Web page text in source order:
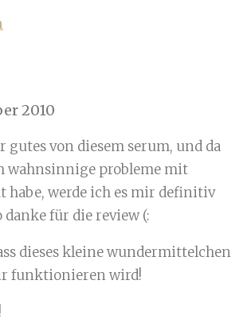
2010
gutes von diesem serum, und da
wahnsinnige probleme mit
habe, werde ich es mir definitiv
danke für die review (:
dieses kleine wundermittelchen
funktionieren wird!